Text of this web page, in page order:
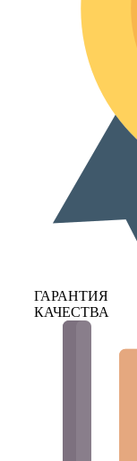
ГАРАНТИЯ
КАЧЕСТВА